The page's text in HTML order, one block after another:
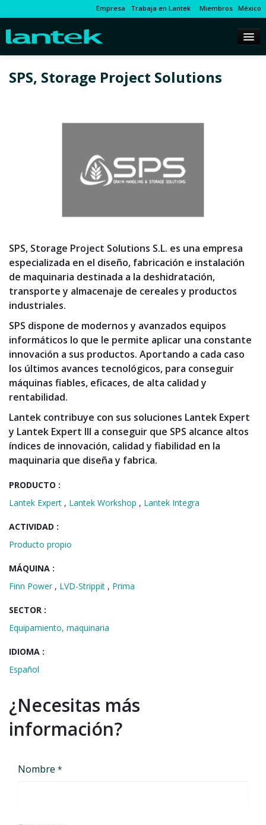
Empresa Trabaja en Lantek Miembros México
SPS, Storage Project Solutions
SPS, Storage Project Solutions S.L. es una empresa
especializada en el diseño, fabricación e instalación
de maquinaria destinada a la deshidratación,
transporte y almacenaje de cereales y productos
industriales.
SPS dispone de modernos y avanzados equipos
informáticos lo que le permite aplicar una constante
innovación a sus productos. Aportando a cada caso
los últimos avances tecnológicos, para conseguir
máquinas fiables, eficaces, de alta calidad y
rentabilidad.
Lantek contribuye con sus soluciones Lantek Expert
y Lantek Expert III a conseguir que SPS alcance altos
índices de innovación, calidad y fiabilidad en la
maquinaria que diseña y fabrica.
PRODUCTO :
Lantek Expert , Lantek Workshop , Lantek Integra
ACTIVIDAD :
Producto propio
MÁQUINA :
Finn Power , LVD-Strippit , Prima
SECTOR :
Equipamiento, maquinaria
IDIOMA :
Español
¿Necesitas más
información?